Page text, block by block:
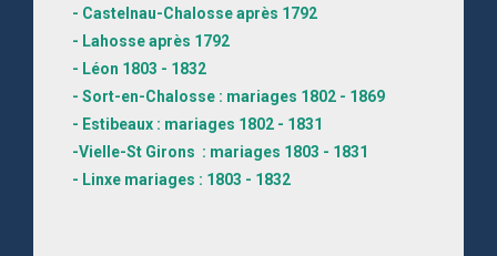
- Castelnau-Chalosse après 1792
- Lahosse après 1792
- Léon 1803 - 1832
- Sort-en-Chalosse : mariages 1802 - 1869
- Estibeaux : mariages 1802 - 1831
-Vielle-St Girons : mariages 1803 - 1831
- Linxe mariages : 1803 - 1832